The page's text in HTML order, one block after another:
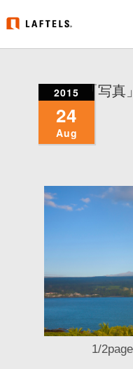
2015
24
Aug
「写真」
1/